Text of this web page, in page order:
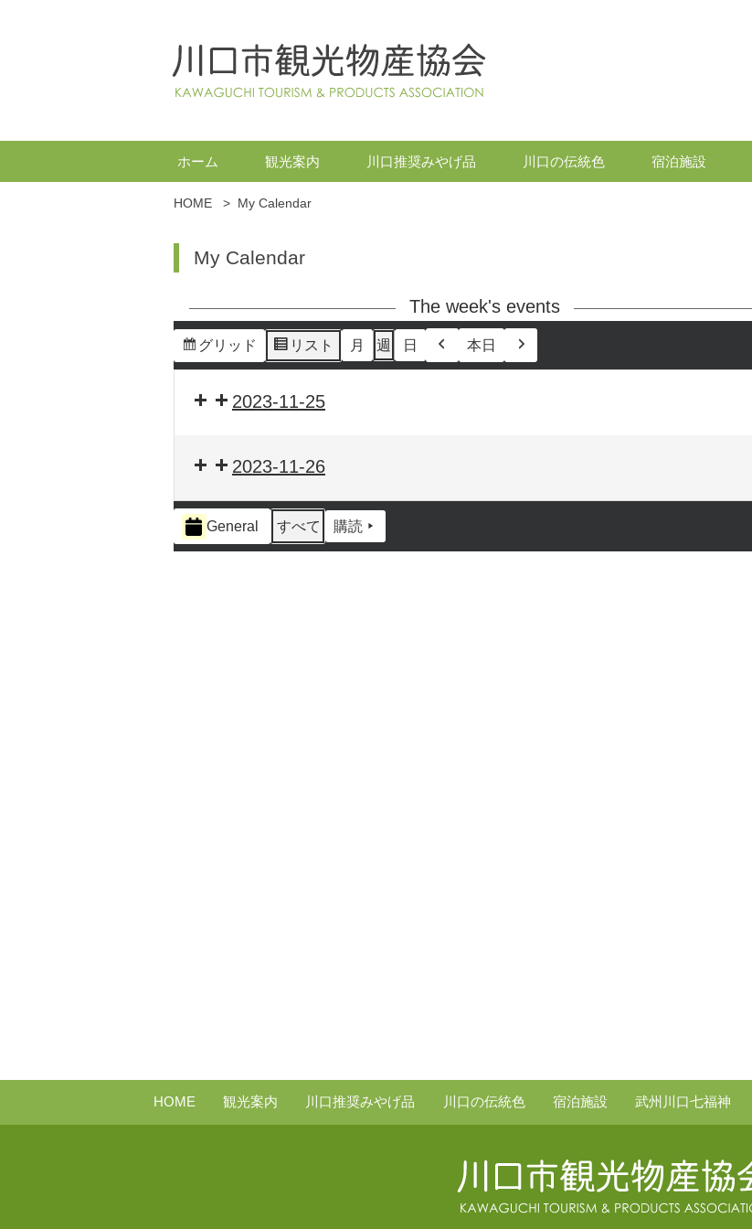
ホーム 観光案内 川口推奨みやげ品 川口の伝統色 宿泊施設
HOME > My Calendar
My Calendar
The week's events
グリッド
表
リスト
表
月 週 日 本日
2023-11-25
2023-11-26
イ
ベ
General すべて 購読
HOME 観光案内 川口推奨みやげ品 川口の伝統色 宿泊施設 武州川口七福神